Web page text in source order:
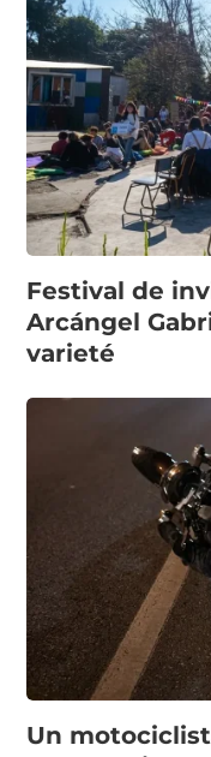
Festival de
Arcángel
varieté
Un